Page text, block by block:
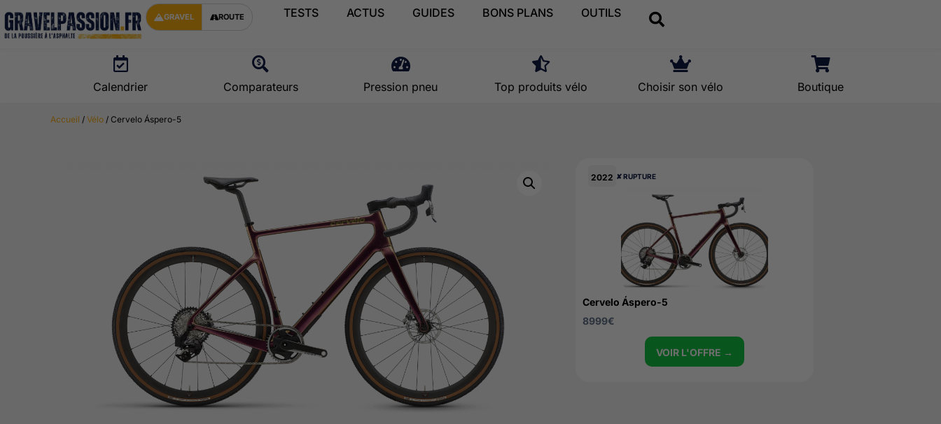
GRAVEL ROUTE TESTS ACTUS GUIDES BONS PLANS OUTILS
Calendrier Comparateurs Pression pneu Top produits vélo Choisir son vélo Boutique
Accueil / Vélo / Cervelo Áspero-5
2022 ✘ RUPTURE
Cervelo Áspero-5
8999€
VOIR L'OFFRE →